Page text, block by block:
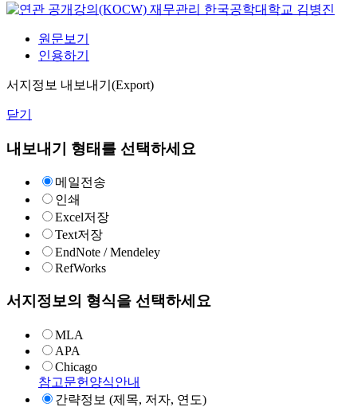
재무관리 한국공학대학교 김병진
원문보기
인용하기
서지정보 내보내기(Export)
닫기
내보내기 형태를 선택하세요
메일전송
인쇄
Excel저장
Text저장
EndNote / Mendeley
RefWorks
서지정보의 형식을 선택하세요
MLA
APA
Chicago
참고문헌양식안내
간략정보 (제목, 저자, 연도)